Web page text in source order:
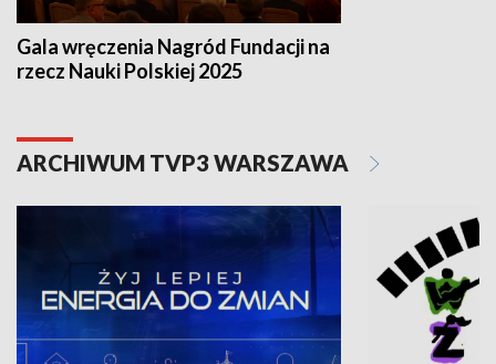
Gala wręczenia Nagród Fundacji na
rzecz Nauki Polskiej 2025
ARCHIWUM TVP3 WARSZAWA